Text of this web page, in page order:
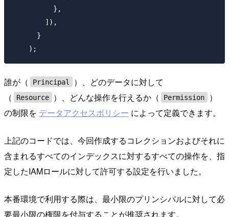
          },
        ]),
      }
誰が（ Principal
）、どのデータに対して
（
Resource ）、どんな操作を行えるか（ Permission
）
の制限を データアクセスポリシー によって定義できます。
上記のコードでは、今回作成するコレクションおよびそれに
含まれるすべてのインデックスに対するすべての操作を、指
定したIAMロールに対して許可する設定を行いました。
本番環境で利用する際は、最小限のプリンシパルに対して必
要最小限の権限を付与することが推奨されます。